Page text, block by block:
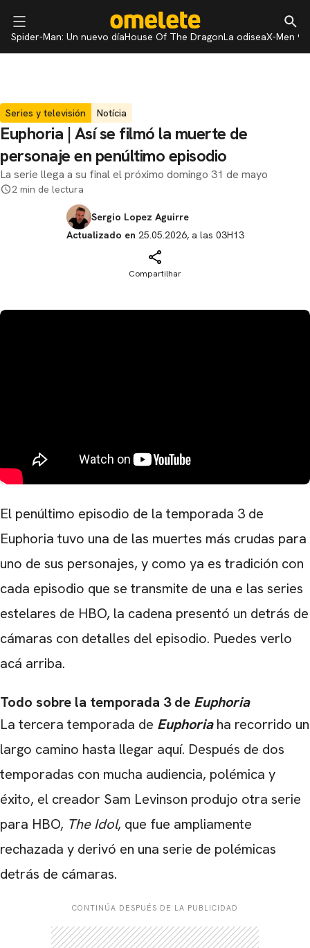
Spider-Man: Un nuevo díaHouse Of The DragonLa odiseaX-Men 97
Series y televisión Notícia
Euphoria | Así se filmó la muerte de
personaje en penúltimo episodio
La serie llega a su final el próximo domingo 31 de mayo
2 min de lectura
Sergio Lopez Aguirre
Actualizado en 25.05.2026, a las 03H13
Compartilhar
El penúltimo episodio de la temporada 3 de
Euphoria tuvo una de las muertes más crudas para
uno de sus personajes, y como ya es tradición con
cada episodio que se transmite de una e las series
estelares de HBO, la cadena presentó un detrás de
cámaras con detalles del episodio. Puedes verlo
acá arriba.
Todo sobre la temporada 3 de Euphoria
La tercera temporada de Euphoria ha recorrido un
largo camino hasta llegar aquí. Después de dos
temporadas con mucha audiencia, polémica y
éxito, el creador Sam Levinson produjo otra serie
para HBO, The Idol, que fue ampliamente
rechazada y derivó en una serie de polémicas
detrás de cámaras.
CONTINÚA DESPUÉS DE LA PUBLICIDAD